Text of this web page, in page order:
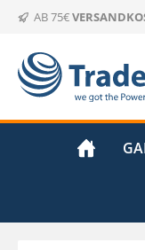
Hauptinhalt
Zur Suche springen
ZurAB 75€